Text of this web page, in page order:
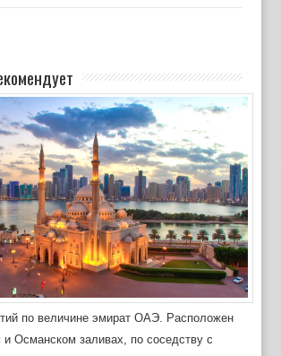
по величине эмират ОАЭ. Расположен
и Османском заливах, по соседству с